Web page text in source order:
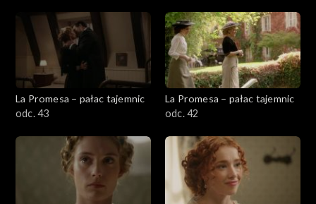
La Promesa – pałac tajemnic
odc. 43
La Promesa – pałac tajemnic
odc. 42